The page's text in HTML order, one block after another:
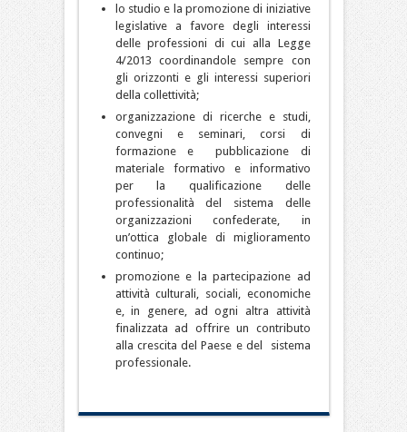
lo studio e la promozione di iniziative
legislative a favore degli interessi
delle professioni di cui alla Legge
4/2013 coordinandole sempre con
gli orizzonti e gli interessi superiori
della collettività;
organizzazione di ricerche e studi,
convegni e seminari, corsi di
formazione e pubblicazione di
materiale formativo e informativo
per la qualificazione delle
professionalità del sistema delle
organizzazioni confederate, in
un’ottica globale di miglioramento
continuo;
promozione e la partecipazione ad
attività culturali, sociali, economiche
e, in genere, ad ogni altra attività
finalizzata ad offrire un contributo
alla crescita del Paese e del sistema
professionale.